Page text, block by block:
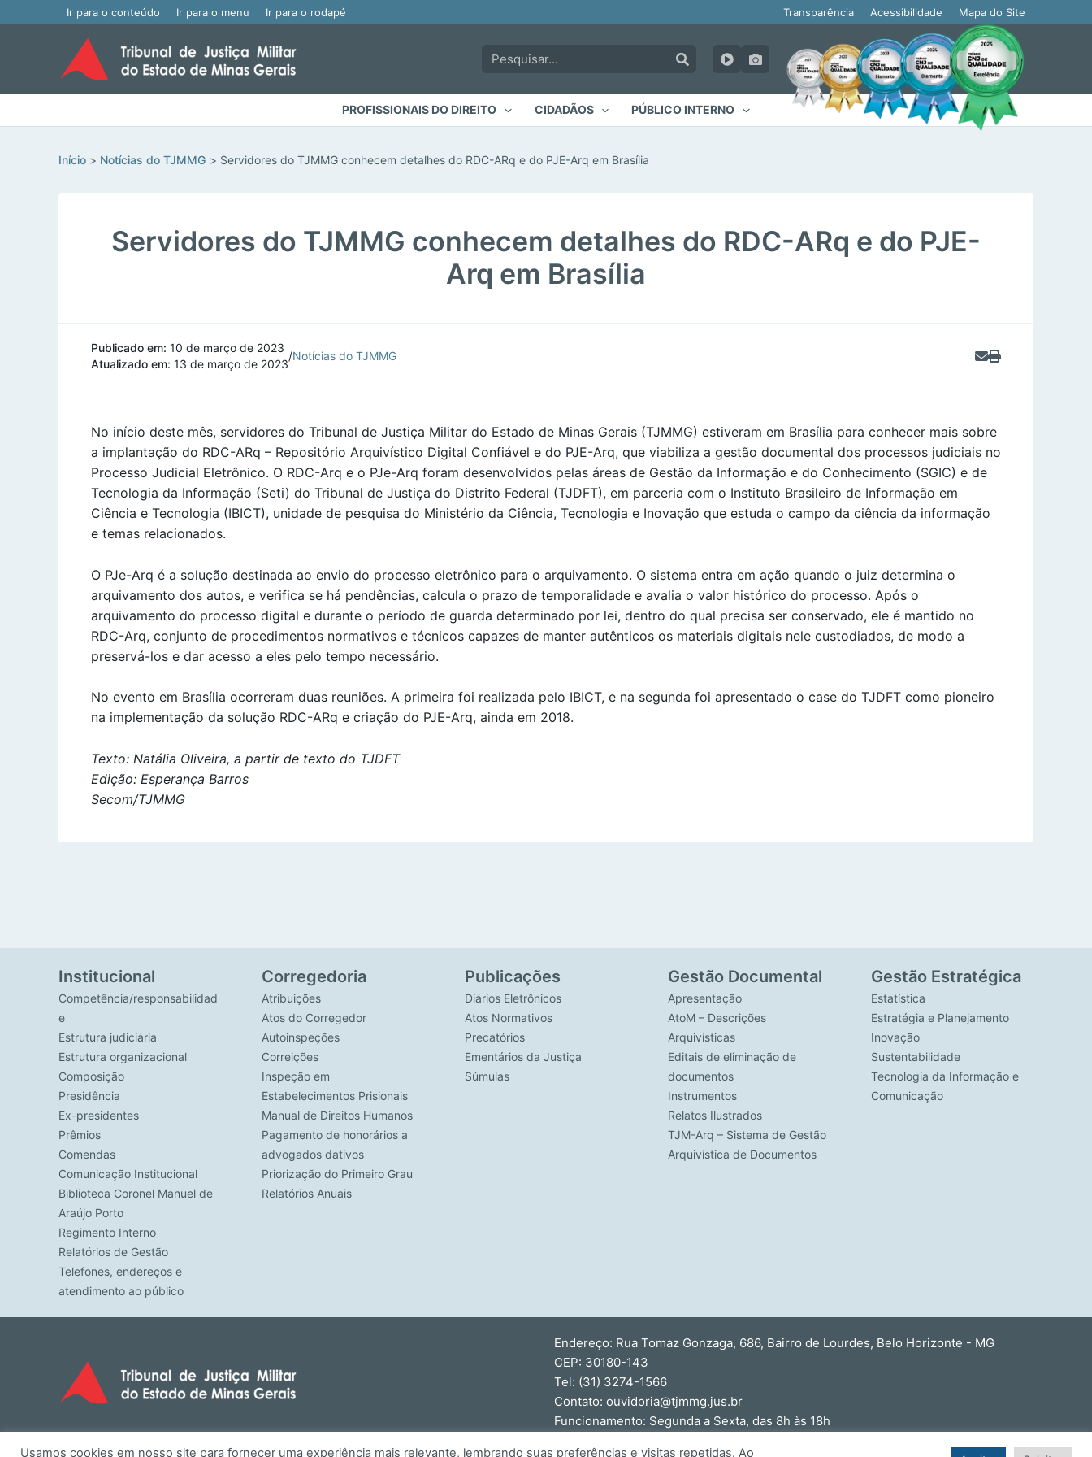
Ir para o conteúdo Ir para o menu Ir para o rodapé Transparência Acessibilidade Mapa do Site
Pesquisar:
PROFISSIONAIS DO DIREITO CIDADÃOS PÚBLICO INTERNO
Início Notícias do TJMMG Servidores do TJMMG conhecem detalhes do RDC-ARq e do PJE-Arq em Brasília
Servidores do TJMMG conhecem detalhes do RDC-ARq e do PJE-
Arq em Brasília
Publicado em: 10 de março de 2023
Atualizado em: 13 de março de 2023
/Notícias do TJMMG
No início deste mês, servidores do Tribunal de Justiça Militar do Estado de Minas Gerais (TJMMG) estiveram em Brasília para conhecer mais sobre
a implantação do RDC-ARq – Repositório Arquivístico Digital Confiável e do PJE-Arq, que viabiliza a gestão documental dos processos judiciais no
Processo Judicial Eletrônico. O RDC-Arq e o PJe-Arq foram desenvolvidos pelas áreas de Gestão da Informação e do Conhecimento (SGIC) e de
Tecnologia da Informação (Seti) do Tribunal de Justiça do Distrito Federal (TJDFT), em parceria com o Instituto Brasileiro de Informação em
Ciência e Tecnologia (IBICT), unidade de pesquisa do Ministério da Ciência, Tecnologia e Inovação que estuda o campo da ciência da informação
e temas relacionados.
O PJe-Arq é a solução destinada ao envio do processo eletrônico para o arquivamento. O sistema entra em ação quando o juiz determina o
arquivamento dos autos, e verifica se há pendências, calcula o prazo de temporalidade e avalia o valor histórico do processo. Após o
arquivamento do processo digital e durante o período de guarda determinado por lei, dentro do qual precisa ser conservado, ele é mantido no
RDC-Arq, conjunto de procedimentos normativos e técnicos capazes de manter autênticos os materiais digitais nele custodiados, de modo a
preservá-los e dar acesso a eles pelo tempo necessário.
No evento em Brasília ocorreram duas reuniões. A primeira foi realizada pelo IBICT, e na segunda foi apresentado o case do TJDFT como pioneiro
na implementação da solução RDC-ARq e criação do PJE-Arq, ainda em 2018.
Texto: Natália Oliveira, a partir de texto do TJDFT
Edição: Esperança Barros
Secom/TJMMG
Institucional
Competência/responsabilidad
e
Estrutura judiciária
Estrutura organizacional
Composição
Presidência
Ex-presidentes
Prêmios
Comendas
Comunicação Institucional
Biblioteca Coronel Manuel de
Araújo Porto
Regimento Interno
Relatórios de Gestão
Telefones, endereços e
atendimento ao público
Corregedoria
Atribuições
Atos do Corregedor
Autoinspeções
Correições
Inspeção em
Estabelecimentos Prisionais
Manual de Direitos Humanos
Pagamento de honorários a
advogados dativos
Priorização do Primeiro Grau
Relatórios Anuais
Publicações
Diários Eletrônicos
Atos Normativos
Precatórios
Ementários da Justiça
Súmulas
Gestão Documental
Apresentação
AtoM – Descrições
Arquivísticas
Editais de eliminação de
documentos
Instrumentos
Relatos Ilustrados
TJM-Arq – Sistema de Gestão
Arquivística de Documentos
Gestão Estratégica
Estatística
Estratégia e Planejamento
Inovação
Sustentabilidade
Tecnologia da Informação e
Comunicação
Endereço: Rua Tomaz Gonzaga, 686, Bairro de Lourdes, Belo Horizonte - MG
CEP: 30180-143
Tel: (31) 3274-1566
Contato: ouvidoria@tjmmg.jus.br
Funcionamento: Segunda a Sexta, das 8h às 18h
Usamos cookies em nosso site para fornecer uma experiência mais relevante, lembrando suas preferências e visitas repetidas. Ao